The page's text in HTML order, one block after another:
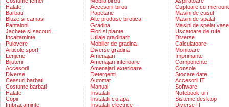
Halate
Barbati
Bluze si camasi
Pantaloni
Jachete si sacouri
Incaltaminte
Pulovere
Articole sport
Lenjerie
Bijuterii
Accesorii
Diverse
Ceasuri barbati
Costume barbati
Halate
Copii
Imbracaminte
Accesorii birou
Papetarie
Alte produse birotica
Gradina
Flori si plante
Utilaje gradinarit
Mobilier de gradina
Diverse gradina
Amenajari
Amenajari interioare
Amenajari exterioare
Detergenti
Automat
Manual
Instalatii
Instalatii cu apa
Instalatii electrice
Cuptoare cu
Masini de cusut
Masini de spalat
Masini de spalat vase
Uscatoare de rufe
Diverse
Calculatoare
Monitoare
Imprimante
Componente
Console
Stocare date
Accesorii IT
Software
Notebook-uri
Sisteme desktop
Diverse IT